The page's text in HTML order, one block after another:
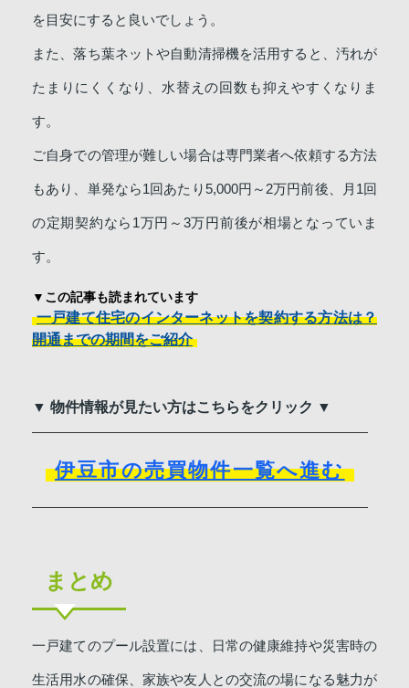
を目安にすると良いでしょう。
また、落ち葉ネットや自動清掃機を活用すると、汚れが
たまりにくくなり、水替えの回数も抑えやすくなりま
す。
ご自身での管理が難しい場合は専門業者へ依頼する方法
もあり、単発なら1回あたり5,000円～2万円前後、月1回
の定期契約なら1万円～3万円前後が相場となっていま
す。
▼この記事も読まれています
一戸建て住宅のインターネットを契約する方法は？
開通までの期間をご紹介
▼ 物件情報が見たい方はこちらをクリック ▼
伊豆市の売買物件一覧へ進む
まとめ
一戸建てのプール設置には、日常の健康維持や災害時の
生活用水の確保、家族や友人との交流の場になる魅力が